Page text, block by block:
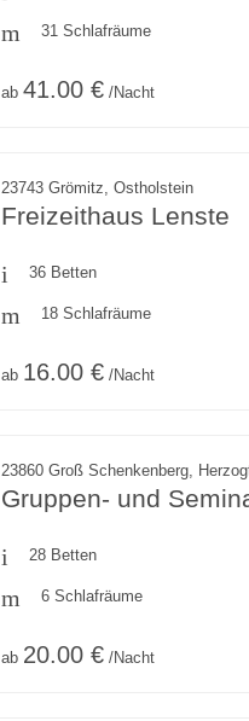
31 Schlafräume
ab 41.00 € /Nacht
23743 Grömitz, Ostholstein
Freizeithaus Lenste
36 Betten
18 Schlafräume
ab 16.00 € /Nacht
23860 Groß Schenkenberg,
Gruppen- und
28 Betten
6 Schlafräume
ab 20.00 € /Nacht